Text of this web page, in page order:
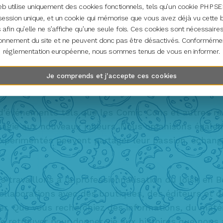
Soutenir et
les TTRPG. Nous croyons que les jeux de rôle
véritables liens entre les joueurs. C'est
solide réseau de joueurs et d’organisateurs.
tels que les Comic Cons et autres
aux nouveaux joueurs. Nous organisons
peuvent partager leur passion,
travaillons à la professionnalisation du loisir en
avec des boutiques, des éditeurs et
Que vous recherchiez des informations, du
utilise uniquement des cookies fonctionnels, tels qu’un cookie
unique, et un cookie qui mémorise que vous avez déjà vu cette
afin qu’elle ne s’affiche qu’une seule fois. Ces cookies sont
du site et ne peuvent donc pas être désactivés.
réglementation européenne, nous sommes tenus de vous en informer.
Je comprends et j'accepte ces cookies